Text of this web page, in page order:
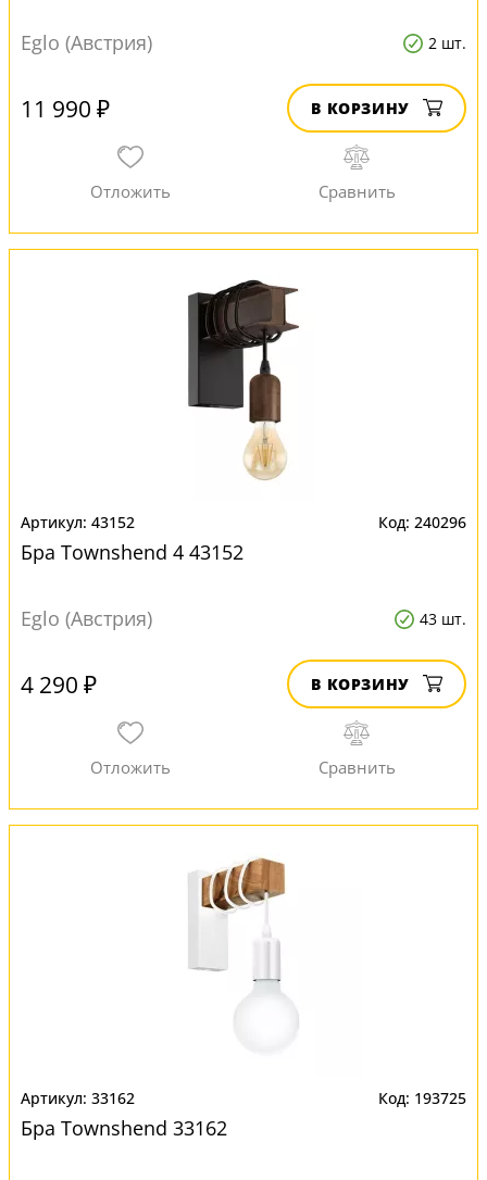
Eglo (Австрия) 2 шт.
11 990 ₽ В КОРЗИНУ
43152 240296
Бра Townshend 4 43152
Eglo (Австрия) 43 шт.
4 290 ₽ В КОРЗИНУ
33162 193725
Бра Townshend 33162